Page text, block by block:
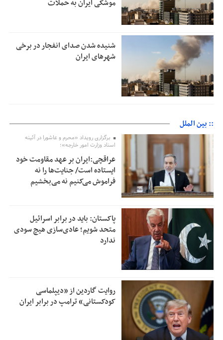
موشکی ایران به حملات
شنیده شدن صدای انفجار در برخی
شهرهای ایران
:: بین الملل
برگزاری رویداد «محرم و عاشورا در آئینه
اسناد وزارت امور خارجه»؛
عراقچی:ایران بر عهد مقاومت خود
ایستاده است/ جنایت‌ها را نه
فراموش می‌کنیم نه می‌بخشیم
پاکستان: باید در برابر اسرائیل
متحد شویم؛ عادی‌سازی هیچ سودی
ندارد
روایت گاردین از «دیپلماسی
کودکستانی» ترامپ در برابر ایران